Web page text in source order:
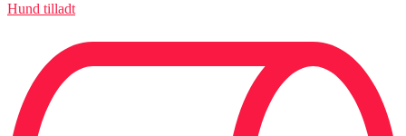
Hund tilladt